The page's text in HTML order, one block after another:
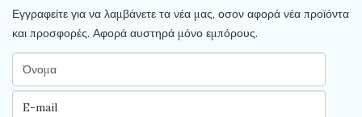
Εγγραφείτε για να λαμβάνετε τα νέα μας, οσον αφορά νέα προϊόντα
και προσφορές. Αφορά αυστηρά μόνο εμπόρους.